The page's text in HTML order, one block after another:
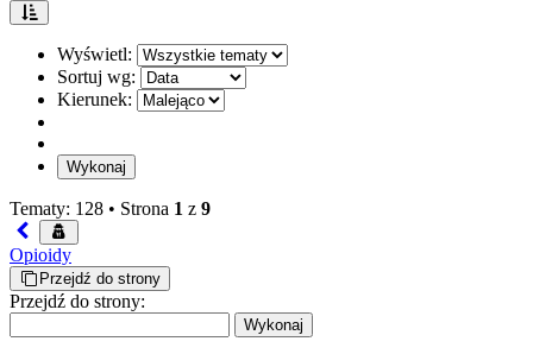
Wyświetl:
Sortuj wg:
Kierunek:
Tematy: 128 • Strona 1 z 9
Opioidy
Przejdź do strony
Przejdź do strony: